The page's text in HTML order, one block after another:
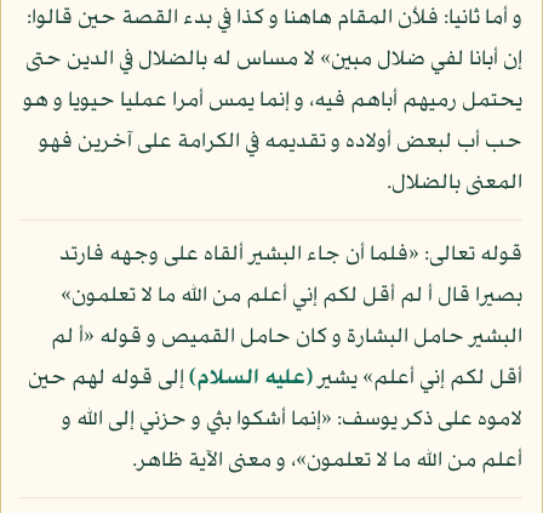
و أما ثانيا: فلأن المقام هاهنا و كذا في بدء القصة حين قالوا:
إن أبانا لفي ضلال مبين» لا مساس له بالضلال في الدين حتى
يحتمل رميهم أباهم فيه، و إنما يمس أمرا عمليا حيويا و هو
حب أب لبعض أولاده و تقديمه في الكرامة على آخرين فهو
المعنى بالضلال.
قوله تعالى: «فلما أن جاء البشير ألقاه على وجهه فارتد
بصيرا قال أ لم أقل لكم إني أعلم من الله ما لا تعلمون»
البشير حامل البشارة و كان حامل القميص و قوله «أ لم
أقل لكم إني أعلم» يشير(عليه السلام)إلى قوله لهم حين
لاموه على ذكر يوسف: «إنما أشكوا بثي و حزني إلى الله و
أعلم من الله ما لا تعلمون»، و معنى الآية ظاهر.